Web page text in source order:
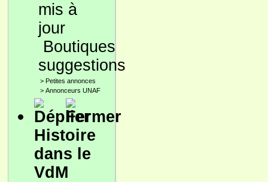
Boutiques
suggestions
> Petites annonces
> Annonceurs UNAF
Histoire
dans le
VdM